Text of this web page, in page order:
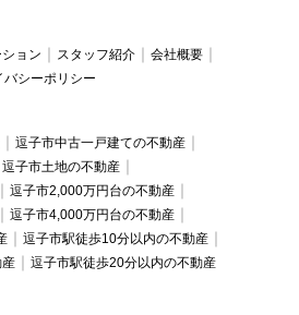
ョン スタッフ紹介
会社概要
バシーポリシー
逗子市中古一戸建ての不動産
逗子市土地の不動産
逗子市2,000万円台の不動産
逗子市4,000万円台の不動産
逗子市駅徒歩10分以内の不動産
逗子市駅徒歩20分以内の不動産